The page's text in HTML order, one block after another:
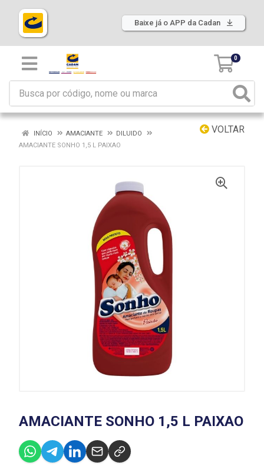
Baixe já o APP da Cadan
0
VOLTAR
INÍCIO AMACIANTE
DILUIDO
AMACIANTE SONHO 1,5 L PAIXAO
AMACIANTE SONHO 1,5 L PAIXAO